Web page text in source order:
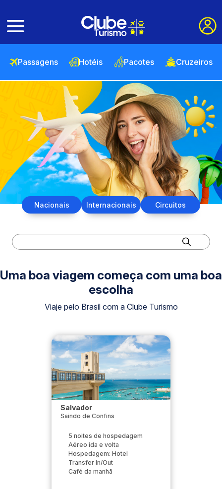
Passagens Hotéis Pacotes Cruzeiros
Nacionais Internacionais Circuitos
Uma boa viagem começa com uma boa
escolha
Viaje pelo Brasil com a Clube Turismo
Salvador
Saindo de Confins
5 noites de hospedagem
Aéreo ida e volta
Hospedagem: Hotel
Transfer In/Out
Café da manhã